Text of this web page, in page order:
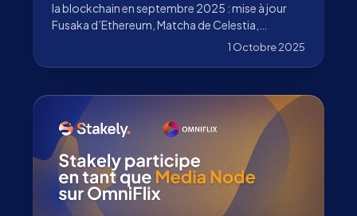
la blockchain en septembre 2025 : mise à jour
Fusaka d’Ethereum, Matcha de Celestia,
changements chez les validateurs de Stakely et
1 Octobre 2025